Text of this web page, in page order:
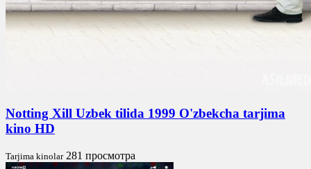
Notting Xill Uzbek tilida 1999 O'zbekcha tarjima
kino HD
Tarjima kinolar 281 просмотра